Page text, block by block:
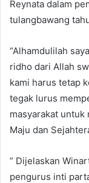
Reynata dalam
tulangbawang
“Alhamdulilah
ridho dari Allah
kami harus tetap
tegak lurus
masyarakat untuk
Maju dan
” Dijelaskan
pengurus inti